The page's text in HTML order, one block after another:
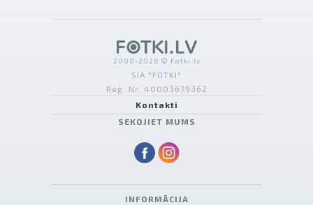
2000-2026 © Fotki.lv
SIA "FOTKI"
Reģ. Nr. 40003679362
Kontakti
SEKOJIET MUMS
INFORMĀCIJA